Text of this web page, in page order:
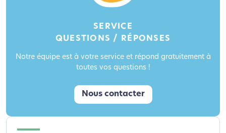
SERVICE
QUESTIONS / RÉPONSES
Notre équipe est à votre service et répond gratuitement à
toutes vos questions !
Nous contacter